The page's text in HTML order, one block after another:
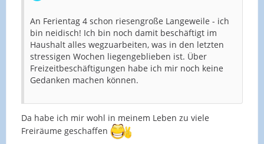
An Ferientag 4 schon riesengroße Langeweile - ich
bin neidisch! Ich bin noch damit beschäftigt im
Haushalt alles wegzuarbeiten, was in den letzten
stressigen Wochen liegengeblieben ist. Über
Freizeitbeschäftigungen habe ich mir noch keine
Gedanken machen können.
Da habe ich mir wohl in meinem Leben zu viele
Freiräume geschaffen